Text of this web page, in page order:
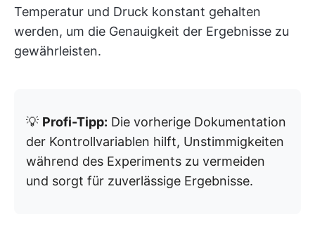
Temperatur und Druck konstant gehalten
werden, um die Genauigkeit der Ergebnisse zu
gewährleisten.
💡 Profi-Tipp: Die vorherige Dokumentation
der Kontrollvariablen hilft, Unstimmigkeiten
während des Experiments zu vermeiden
und sorgt für zuverlässige Ergebnisse.